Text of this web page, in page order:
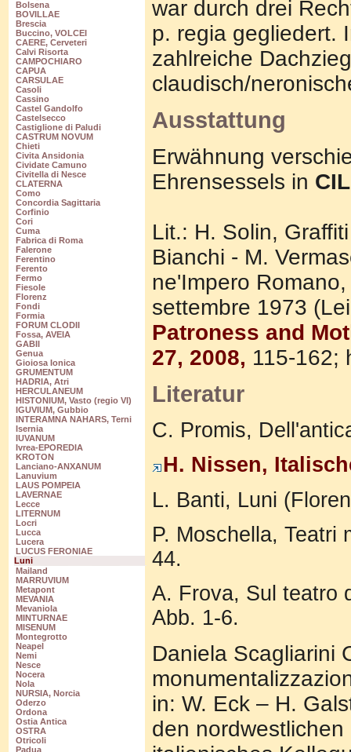
Bolsena
BOVILLAE
Brescia
Buccino, VOLCEI
CAERE, Cerveteri
Calvi Risorta
CAMPOCHIARO
CAPUA
CARSULAE
Casoli
Cassino
Castel Gandolfo
Castelsecco
Castiglione di Paludi
CASTRUM NOVUM
Chieti
Civita Ansidonia
Cividate Camuno
Civitella di Nesce
CLATERNA
Como
Concordia Sagittaria
Corfinio
Cori
Cuma
Fabrica di Roma
Falerone
Ferentino
Ferento
Fermo
Fiesole
Florenz
Fondi
Formia
FORUM CLODII
Fossa, AVEIA
GABII
Genua
Gioiosa Ionica
GRUMENTUM
HADRIA, Atri
HERCULANEUM
HISTONIUM, Vasto (regio VI)
IGUVIUM, Gubbio
INTERAMNA NAHARS, Terni
Isernia
IUVANUM
Ivrea-EPOREDIA
KROTON
Lanciano-ANXANUM
Lanuvium
LAUS POMPEIA
LAVERNAE
Lecce
LITERNUM
Locri
Lucca
Lucera
LUCUS FERONIAE
Luni
Mailand
MARRUVIUM
Metapont
MEVANIA
Mevaniola
MINTURNAE
MISENUM
Montegrotto
Neapel
Nemi
Nesce
Nocera
Nola
NURSIA, Norcia
Oderzo
Ordona
Ostia Antica
OSTRA
Otricoli
Padua
war durch drei
p. regia gegliedert.
zahlreiche
claudisch/
Ausstattung
Erwähnung
Ehrensessels in
Lit.: H. Solin,
Bianchi - M.
ne'Impero
settembre 1973
Patroness and
27, 2008, 115-162;
Literatur
C. Promis,
H. Nissen,
L. Banti, Luni
P. Moschella,
44.
A. Frova, Sul teatro
Abb. 1-6.
Daniela Scagliarini
in: W. Eck – H.
den